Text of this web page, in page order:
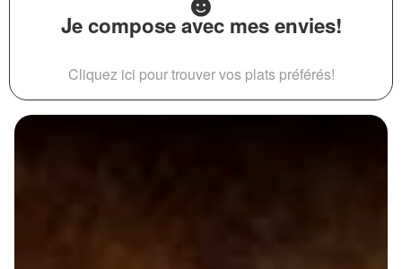
Je compose avec mes envies!
Cliquez ici pour trouver vos plats préférés!